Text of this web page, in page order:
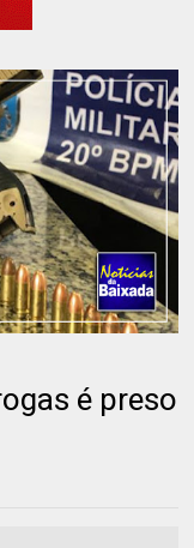
é preso